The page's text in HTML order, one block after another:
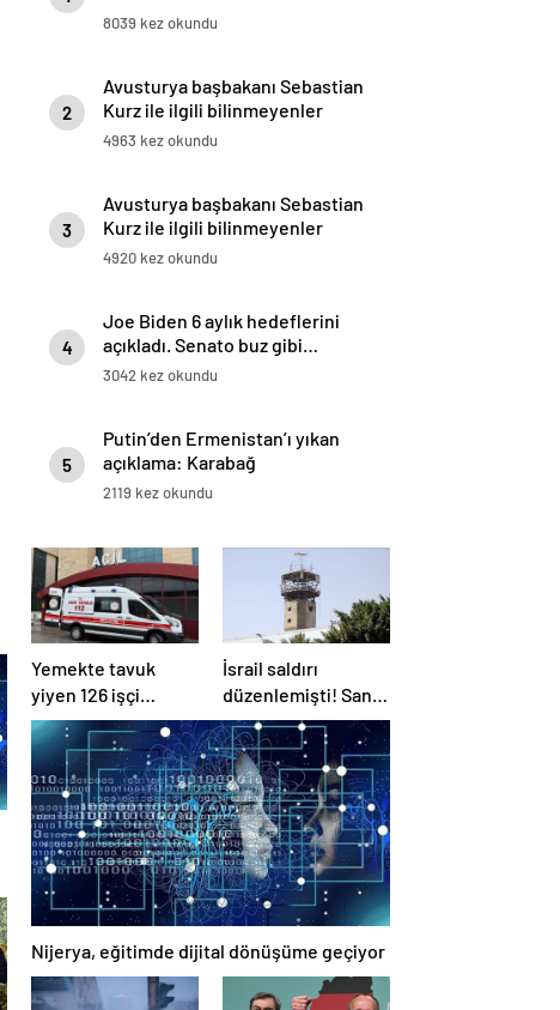
8039 kez okundu
2
Avusturya başbakanı Sebastian
Kurz ile ilgili bilinmeyenler
4963 kez okundu
3
Avusturya başbakanı Sebastian
Kurz ile ilgili bilinmeyenler
4920 kez okundu
4
Joe Biden 6 aylık hedeflerini
açıkladı. Senato buz gibi…
3042 kez okundu
5
Putin’den Ermenistan’ı yıkan
açıklama: Karabağ
Azerbaycan’ın ayrılmaz bir
2119 kez okundu
Yemekte tavuk
yiyen 126 işçi
hastanelik oldu
İsrail saldırı
düzenlemişti! Sana
Havalimanı
tamamen hizmet
dışı kaldı
Nijerya, eğitimde dijital dönüşüme geçiyor